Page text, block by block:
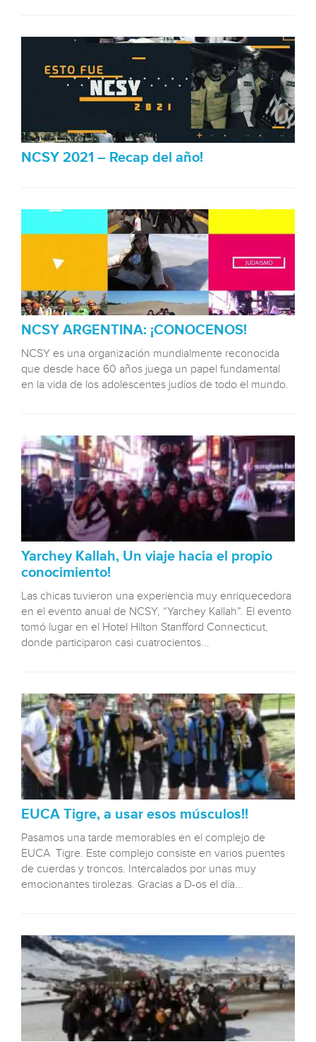
NCSY 2021 – Recap del año!
NCSY ARGENTINA: ¡CONOCENOS!
NCSY es una organización mundialmente reconocida
que desde hace 60 años juega un papel fundamental
en la vida de los adolescentes judíos de todo el mundo.
Yarchey Kallah, Un viaje hacia el propio
conocimiento!
Las chicas tuvieron una experiencia muy enriquecedora
en el evento anual de NCSY, “Yarchey Kallah”. El evento
tomó lugar en el Hotel Hilton Stanfford Connecticut,
donde participaron casi cuatrocientos...
EUCA Tigre, a usar esos músculos!!
Pasamos una tarde memorables en el complejo de
EUCA Tigre. Este complejo consiste en varios puentes
de cuerdas y troncos. Intercalados por unas muy
emocionantes tirolezas. Gracias a D-os el día...